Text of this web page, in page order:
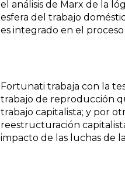
el análisis de Marx de la
esfera del trabajo
es integrado en el
Fortunati trabaja con la
trabajo de reproducción
trabajo capitalista; y por
reestructuración
impacto de las luchas de